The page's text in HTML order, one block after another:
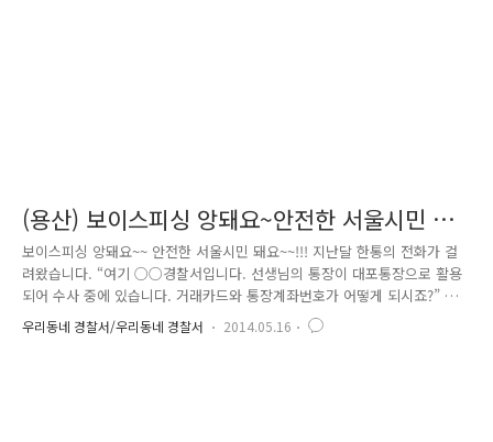
(용산) 보이스피싱 앙돼요~안전한 서울시민 돼
요~~!!!
보이스피싱 앙돼요~~ 안전한 서울시민 돼요~~!!! 지난달 한통의 전화가 걸
려왔습니다. “여기 ○○경찰서입니다. 선생님의 통장이 대포통장으로 활용
되어 수사 중에 있습니다. 거래카드와 통장계좌번호가 어떻게 되시죠?” 중
국에서 활동하는 보이스피싱(전화금융사기) 조직이 검찰, 경찰을 사칭해 피
해자들이 대포통장 사건과 연루된 것처럼 속여 현금 등을 편취한 사건이
우리동네 경찰서/우리동네 경찰서 2014.05.16